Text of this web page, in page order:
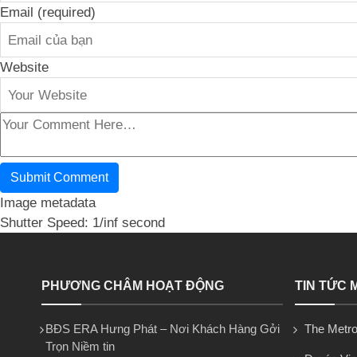
Email (required)
Website
Image metadata
Shutter Speed: 1/inf second
PHƯƠNG CHÂM HOẠT ĐỘNG
BĐS ERA Hưng Phát – Nơi Khách Hàng Gởi
Trọn Niềm tin
TIN TỨC
The